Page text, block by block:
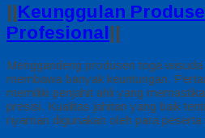
||Keunggulan
Profesional||
Menggandeng produsen toga
membawa banyak keuntungan.
memiliki penjahit ahli yang
presisi. Kualitas jahitan yang baik
nyaman digunakan oleh para peserta